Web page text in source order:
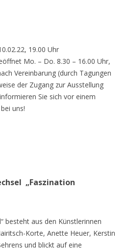
19.00 Uhr
Mo. – Do. 8.30 – 16.00 Uhr,
Vereinbarung (durch Tagungen
der Zugang zur Ausstellung
Sie sich vor einem
uns!
„Faszination
besteht aus den Künstlerinnen
Korte, Anette Heuer, Kerstin
und blickt auf eine